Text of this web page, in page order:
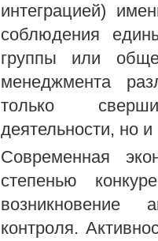
интеграцией)
соблюдения
группы или
менеджмента
только
деятельности, но и
Современная
степенью
возникновение
контроля.